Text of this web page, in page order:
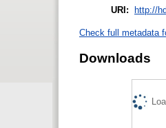
URI: http://
Check full metadata
Downloads